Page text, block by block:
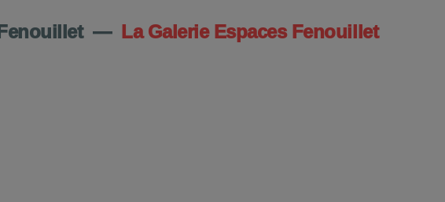
Fenouillet — La Galerie Espaces Fenouillet